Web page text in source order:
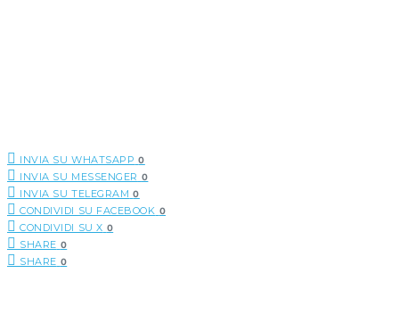
INVIA SU WHATSAPP 0
INVIA SU MESSENGER 0
INVIA SU TELEGRAM 0
CONDIVIDI SU FACEBOOK 0
CONDIVIDI SU X 0
SHARE 0
SHARE 0